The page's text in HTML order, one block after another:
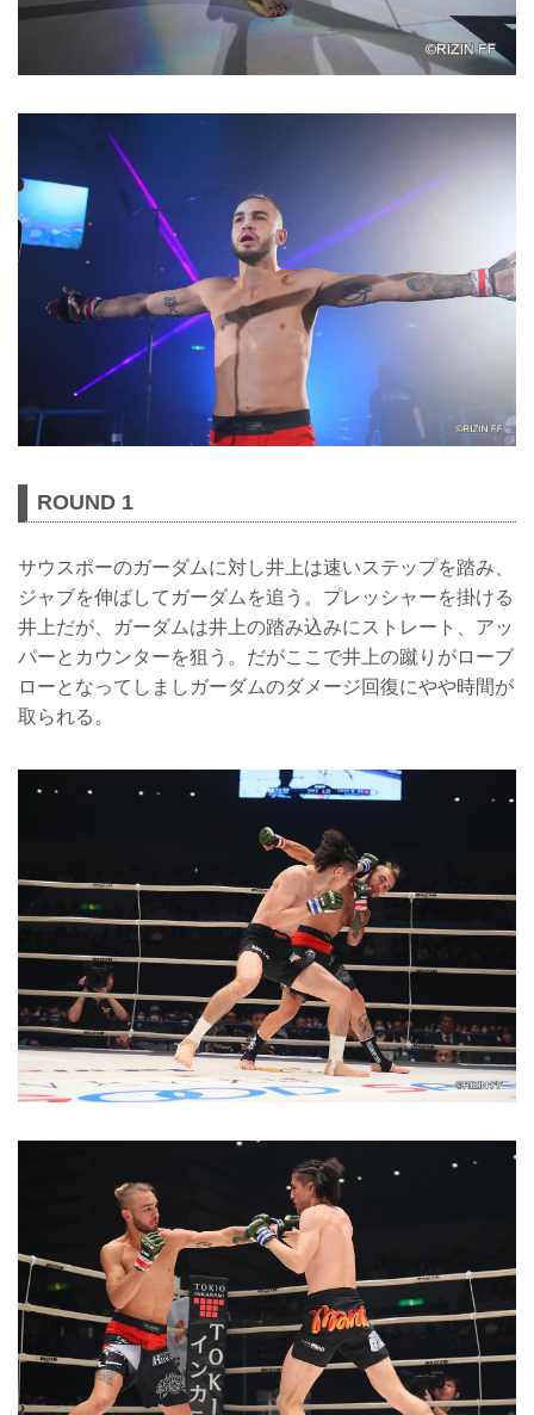
ROUND 1
サウスポーのガーダムに対し井上は速いステップを踏み、
ジャブを伸ばしてガーダムを追う。プレッシャーを掛ける
井上だが、ガーダムは井上の踏み込みにストレート、アッ
パーとカウンターを狙う。だがここで井上の蹴りがローブ
ローとなってしましガーダムのダメージ回復にやや時間が
取られる。